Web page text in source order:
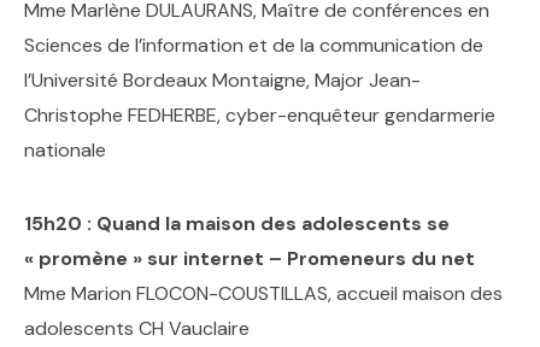
Mme Marlène DULAURANS, Maître de conférences en
Sciences de l’information et de la communication de
l’Université Bordeaux Montaigne, Major Jean-
Christophe FEDHERBE, cyber-enquêteur gendarmerie
nationale
15h20 : Quand la maison des adolescents se
« promène » sur internet – Promeneurs du net
Mme Marion FLOCON-COUSTILLAS, accueil maison des
adolescents CH Vauclaire